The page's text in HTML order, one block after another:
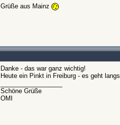
Grüße aus Mainz
Danke - das war ganz wichtig!
Heute ein Pinkt in Freiburg - es geht
Schöne Grüße
OMI